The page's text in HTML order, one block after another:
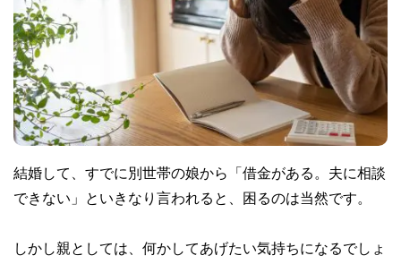
結婚して、すでに別世帯の娘から「借金がある。夫に相談
できない」といきなり言われると、困るのは当然です。
しかし親としては、何かしてあげたい気持ちになるでしょ